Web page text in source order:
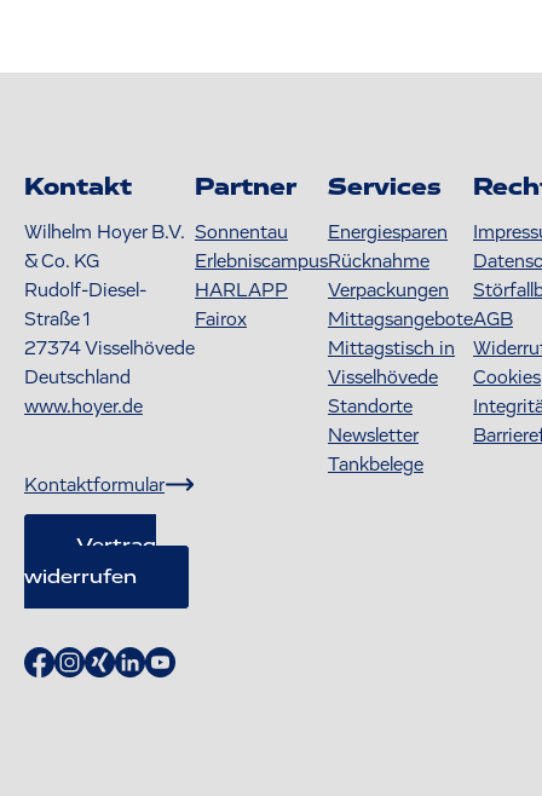
Kontakt
Wilhelm Hoyer B.V.
& Co. KG
Rudolf-Diesel-
Straße 1
27374Visselhövede
Deutschland
www.hoyer.de
Kontaktformular
Vertrag
widerrufen
Partner
Sonnentau
Erlebniscampus
HARLAPP
Fairox
Services
Energiesparen
Rücknahme
Verpackungen
Mittagsangebote
Mittagstisch in
Visselhövede
Standorte
Newsletter
Tankbelege
AGB
Cookies